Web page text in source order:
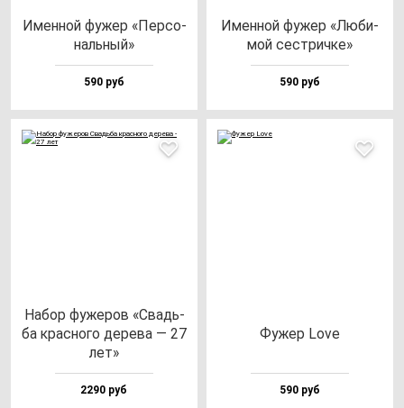
Имен­ной фу­жер «Пер­со­
наль­ный»
590 руб
Имен­ной фу­жер «Люби­
мой сес­трич­ке»
590 руб
Набор фу­же­ров «Свадь­
ба крас­но­го де­ре­ва — 27
лет»
2290 руб
Фужер Love
590 руб